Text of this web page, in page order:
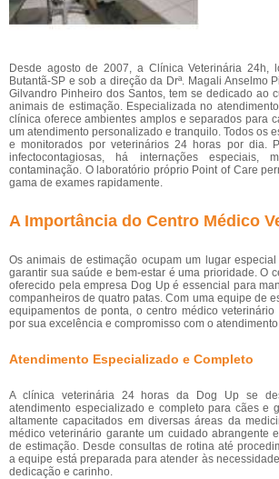
Desde agosto de 2007, a Clínica Veterinária 24h,
Butantã-SP e sob a direção da Drª. Magali Anselmo
Gilvandro Pinheiro dos Santos, tem se dedicado ao
animais de estimação. Especializada no
clínica oferece ambientes amplos e separados para
um atendimento personalizado e tranquilo. Todos os
e monitorados por veterinários 24 horas por dia.
infectocontagiosas, há internações especiais,
contaminação. O laboratório próprio Point of Care
gama de exames rapidamente.
A Importância do Centro Médico
Os animais de estimação ocupam um lugar
garantir sua saúde e bem-estar é uma prioridade. O
oferecido pela empresa Dog Up é essencial para
companheiros de quatro patas. Com uma equipe de
equipamentos de ponta, o centro médico
por sua excelência e compromisso com o
Atendimento Especializado e Completo
A clínica veterinária 24 horas da Dog Up se
atendimento especializado e completo para cães e
altamente capacitados em diversas áreas da
médico veterinário garante um cuidado abrangente
de estimação. Desde consultas de rotina até
a equipe está preparada para atender às
dedicação e carinho.